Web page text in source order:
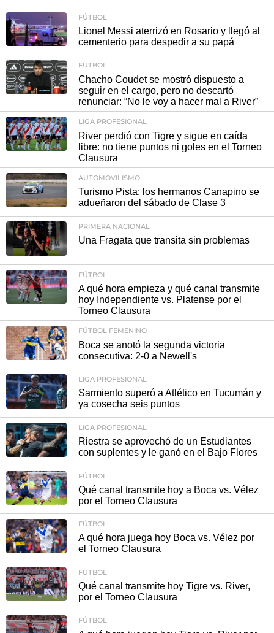
FÚTBOL
Lionel Messi aterrizó en Rosario y llegó al
cementerio para despedir a su papá
FUTBOL
Chacho Coudet se mostró dispuesto a
seguir en el cargo, pero no descartó
renunciar: “No le voy a hacer mal a River”
LIGA PROFESIONAL
River perdió con Tigre y sigue en caída
libre: no tiene puntos ni goles en el Torneo
Clausura
AUTOMOVILISMO
Turismo Pista: los hermanos Canapino se
adueñaron del sábado de Clase 3
PRIMERA NACIONAL
Una Fragata que transita sin problemas
FÚTBOL
A qué hora empieza y qué canal transmite
hoy Independiente vs. Platense por el
Torneo Clausura
FÚTBOL FEMENINO
Boca se anotó la segunda victoria
consecutiva: 2-0 a Newell's
LIGA PROFESIONAL
Sarmiento superó a Atlético en Tucumán y
ya cosecha seis puntos
LIGA PROFESIONAL
Riestra se aprovechó de un Estudiantes
con suplentes y le ganó en el Bajo Flores
FÚTBOL
Qué canal transmite hoy a Boca vs. Vélez
por el Torneo Clausura
FÚTBOL
A qué hora juega hoy Boca vs. Vélez por
el Torneo Clausura
FÚTBOL
Qué canal transmite hoy Tigre vs. River,
por el Torneo Clausura
FÚTBOL